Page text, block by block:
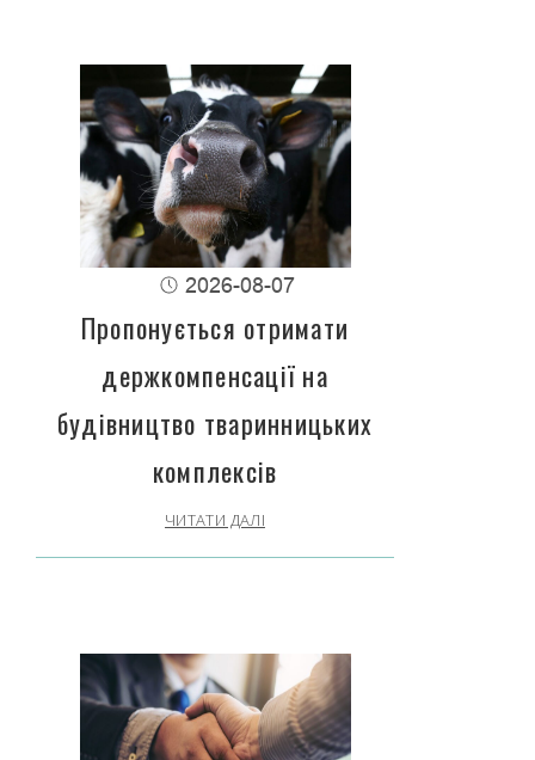
2026-08-07
Пропонується отримати
держкомпенсації на
будівництво тваринницьких
комплексів
ЧИТАТИ ДАЛІ